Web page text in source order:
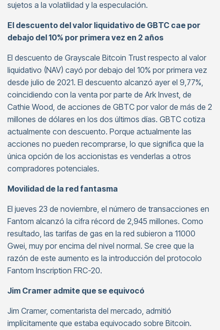
sujetos a la volatilidad y la especulación.
El descuento del valor liquidativo de GBTC cae por
debajo del 10% por primera vez en 2 años
El descuento de Grayscale Bitcoin Trust respecto al valor
liquidativo (NAV) cayó por debajo del 10% por primera vez
desde julio de 2021. El descuento alcanzó ayer el 9,77%,
coincidiendo con la venta por parte de Ark Invest, de
Cathie Wood, de acciones de GBTC por valor de más de 2
millones de dólares en los dos últimos días. GBTC cotiza
actualmente con descuento. Porque actualmente las
acciones no pueden recomprarse, lo que significa que la
única opción de los accionistas es venderlas a otros
compradores potenciales.
Movilidad de la red fantasma
El jueves 23 de noviembre, el número de transacciones en
Fantom alcanzó la cifra récord de 2,945 millones. Como
resultado, las tarifas de gas en la red subieron a 11000
Gwei, muy por encima del nivel normal. Se cree que la
razón de este aumento es la introducción del protocolo
Fantom Inscription FRC-20.
Jim Cramer admite que se equivocó
Jim Cramer, comentarista del mercado, admitió
implícitamente que estaba equivocado sobre Bitcoin.